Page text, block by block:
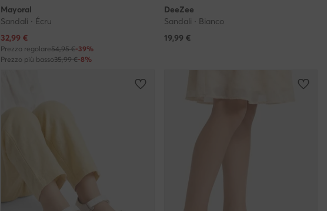
Mayoral
Sandali · Écru
Prezzo attuale
32,99 €
Prezzo regolare54,95 €-39%
Prezzo più basso35,99 €-8%
DeeZee
Sandali · Bianco
19,99 €